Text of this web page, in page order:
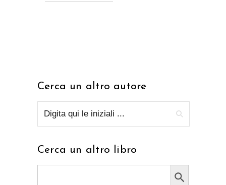
Cerca un altro autore
Cerca un altro libro
Search Button